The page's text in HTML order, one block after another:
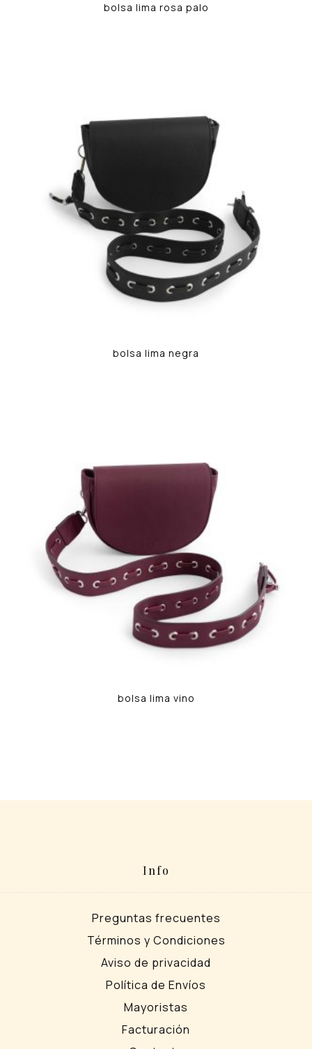
bolsa lima rosa palo
bolsa lima negra
bolsa lima vino
Info
Preguntas frecuentes
Términos y Condiciones
Aviso de privacidad
Política de Envíos
Mayoristas
Facturación